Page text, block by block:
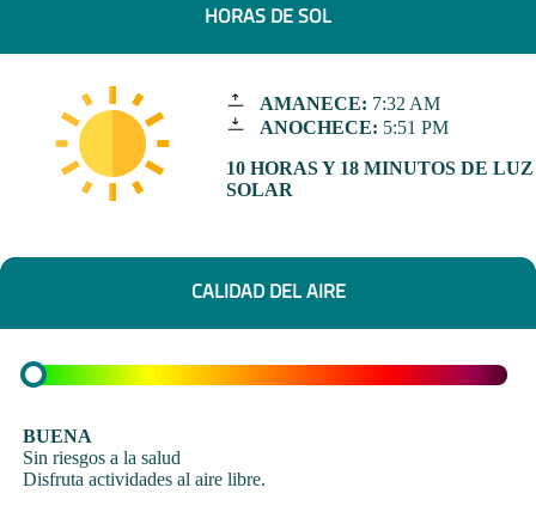
HORAS DE SOL
AMANECE: 7:32 AM
ANOCHECE: 5:51 PM
10 HORAS Y 18 MINUTOS DE LUZ
SOLAR
CALIDAD DEL AIRE
BUENA
Sin riesgos a la salud
Disfruta actividades al aire libre.